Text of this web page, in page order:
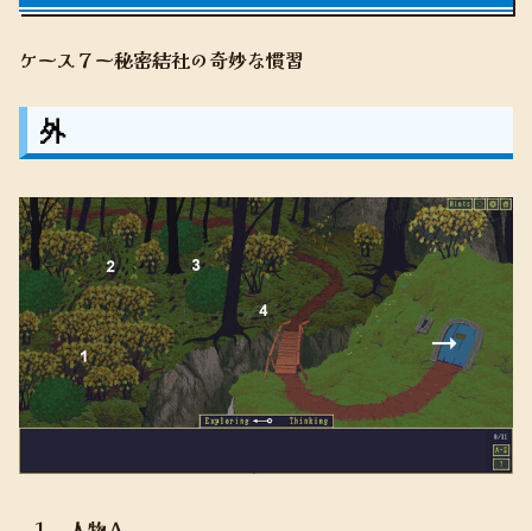
ケース７ー秘密結社の奇妙な慣習
外